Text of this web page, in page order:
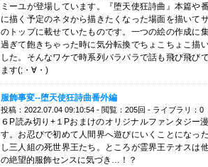
ミーユが登場しています。『堕天使狂詩曲』本篇や
に描く予定のネタから描きたくなった場面を描いて
のトップに載せていたものです。一つの絵の作成に
過ぎて飽きちゃった時に気分転換でちょこちょこ描
した。そんなワケで時系列バラバラで話も飛び飛び
ます(;・∀・)
服飾事変--堕天使狂詩曲番外編
投稿：2022.07.04 09:10:54 - 閲覧：205回 - ライブラリ：0
６P読み切り+１Pおまけのオリジナルファンタジー
す。お忍びで初めて人間界へ遊びにいくことになっ
し三人組の死世界王たち。ところが霊界王テオスは
の絶望的服飾センスに気づき…！？